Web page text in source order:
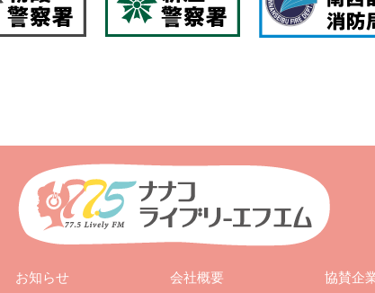
お知らせ 会社概要 協賛企